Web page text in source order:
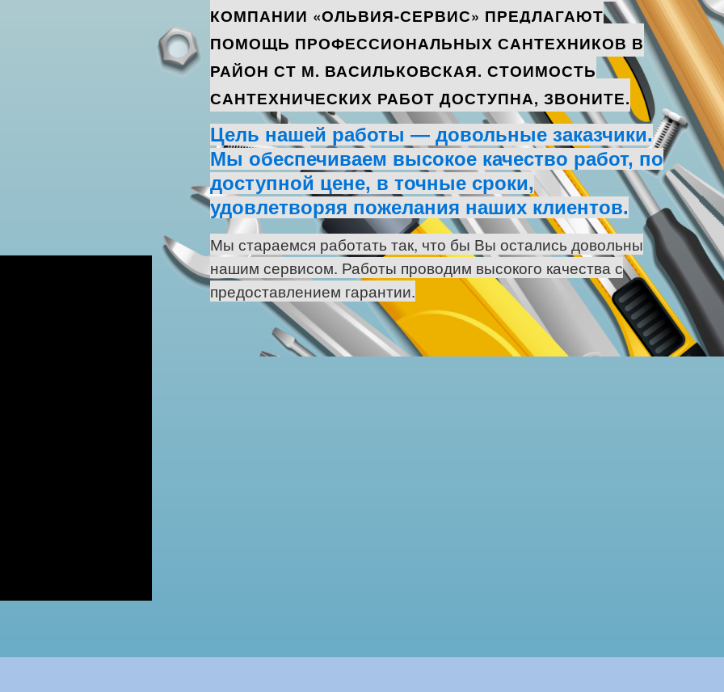
КОМПАНИИ «ОЛЬВИЯ-СЕРВИС» ПРЕДЛАГАЮТ
ПОМОЩЬ ПРОФЕССИОНАЛЬНЫХ САНТЕХНИКОВ В
РАЙОН СТ М. ВАСИЛЬКОВСКАЯ. СТОИМОСТЬ
САНТЕХНИЧЕСКИХ РАБОТ ДОСТУПНА, ЗВОНИТЕ.
Цель нашей работы — довольные заказчики.
Мы обеспечиваем высокое качество работ, по
доступной цене, в точные сроки,
удовлетворяя пожелания наших клиентов.
Мы стараемся работать так, что бы Вы остались довольны
нашим сервисом. Работы проводим высокого качества с
предоставлением гарантии.